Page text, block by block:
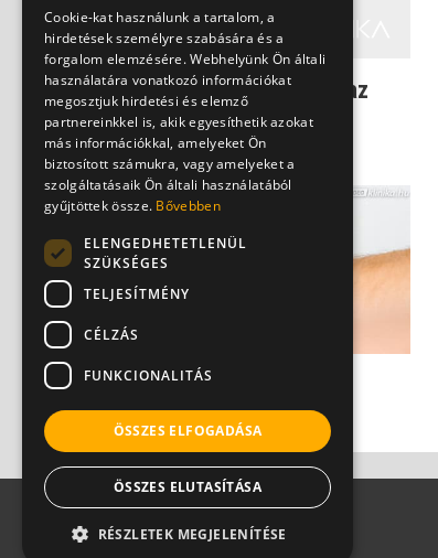
Itt a nyár: Így óvd meg az
egészséged!
A bőrrák kezelése
Dr. Szántó István
Cookie-kat használunk a tartalom, a
hirdetések személyre szabására és a
forgalom elemzésére. Webhelyünk Ön általi
használatára vonatkozó információkat
megosztjuk hirdetési és elemző
partnereinkkel is, akik egyesíthetik azokat
más információkkal, amelyeket Ön
biztosított számukra, vagy amelyeket a
szolgáltatásaik Ön általi használatából
gyűjtöttek össze. Bővebben
ELENGEDHETETLENÜL
SZÜKSÉGES
TELJESÍTMÉNY
CÉLZÁS
FUNKCIONALITÁS
ÖSSZES ELFOGADÁSA
ÖSSZES ELUTASÍTÁSA
RÉSZLETEK MEGJELENÍTÉSE